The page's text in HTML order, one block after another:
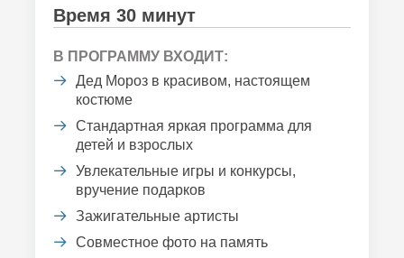
Время 30 минут
В ПРОГРАММУ ВХОДИТ:
Дед Мороз в красивом, настоящем
костюме
Стандартная яркая программа для
детей и взрослых
Увлекательные игры и конкурсы,
вручение подарков
Зажигательные артисты
Совместное фото на память